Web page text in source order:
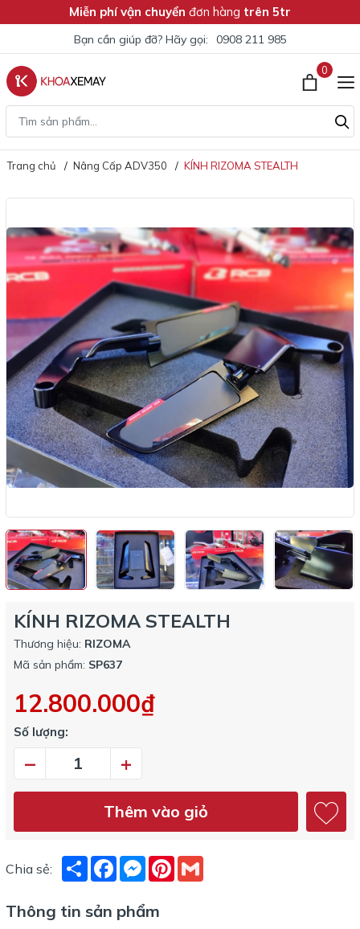
Miễn phí vận chuyển đơn hàng trên 5tr
Bạn cần giúp đỡ? Hãy gọi: 0908 211 985
0
Trang chủ Nâng Cấp ADV350 KÍNH RIZOMA STEALTH
KÍNH RIZOMA STEALTH
Thương hiệu: RIZOMA
Mã sản phẩm: SP637
12.800.000₫
Số lượng:
– +
Thêm vào giỏ
Chia sẻ: ShareFacebookMessenger
Pinterest
Thông tin sản phẩm